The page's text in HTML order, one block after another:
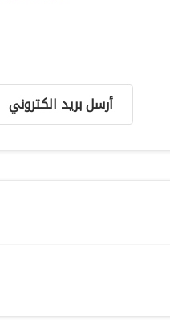
أرسل بريد الكتروني